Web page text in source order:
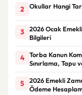
2 Okullar Hangi
3
2026 Ocak
Bilgileri
4
Torba Kanun
Sınırlama, Tapu
5
2026 Emekli
Ödeme